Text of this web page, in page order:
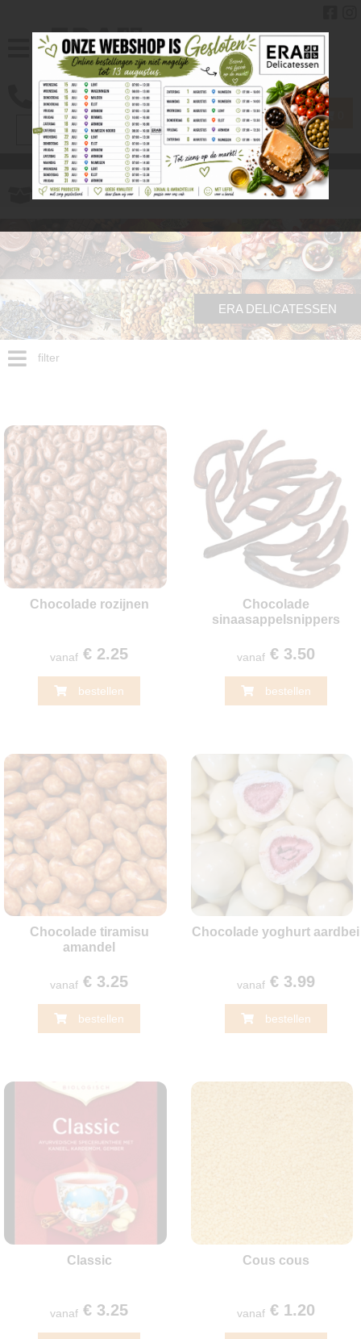
Gratisverzenden vanaf € 40.00
ERA DELICATESSEN
filter
Chocolade rozijnen
vanaf € 2.25
bestellen
Chocolade
sinaasappelsnippers
vanaf€ 3.50
bestellen
Chocolade tiramisu
amandel
vanaf € 3.25
bestellen
Chocolade yoghurt aardbei
vanaf€ 3.99
bestellen
Classic
vanaf € 3.25
Cous cous
vanaf€ 1.20